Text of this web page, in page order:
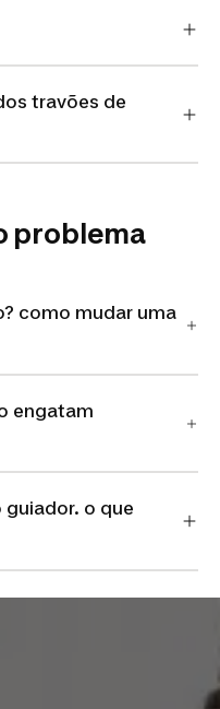
travões de
problema
como mudar uma
engatam
o que